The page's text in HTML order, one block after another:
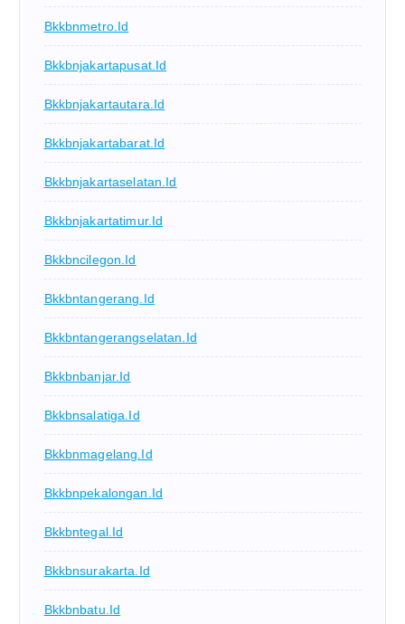
Bkkbnmetro.id
Bkkbnjakartapusat.id
Bkkbnjakartautara.id
Bkkbnjakartabarat.id
Bkkbnjakartaselatan.id
Bkkbnjakartatimur.id
Bkkbncilegon.id
Bkkbntangerang.id
Bkkbntangerangselatan.id
Bkkbnbanjar.id
Bkkbnsalatiga.id
Bkkbnmagelang.id
Bkkbnpekalongan.id
Bkkbntegal.id
Bkkbnsurakarta.id
Bkkbnbatu.id